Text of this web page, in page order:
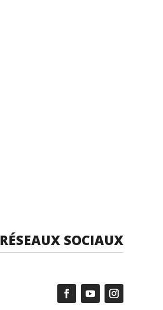
RÉSEAUX SOCIAUX